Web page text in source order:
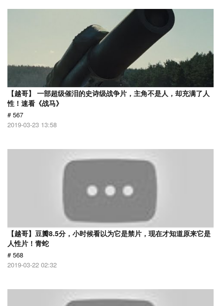
【越哥】 一部超级催泪的史诗级战争片，主角不是人，却充满了人
性！速看《战马》
# 567
2019-03-23 13:58
【越哥】豆瓣8.5分，小时候看以为它是禁片，现在才知道原来它是
人性片！青蛇
# 568
2019-03-22 02:32